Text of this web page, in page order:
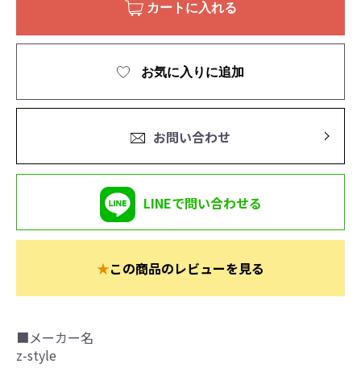
カートに入れる
お気に入りに追加
お問い合わせ
LINEで問い合わせる
★この商品のレビューを見る
■メーカー名
z-style